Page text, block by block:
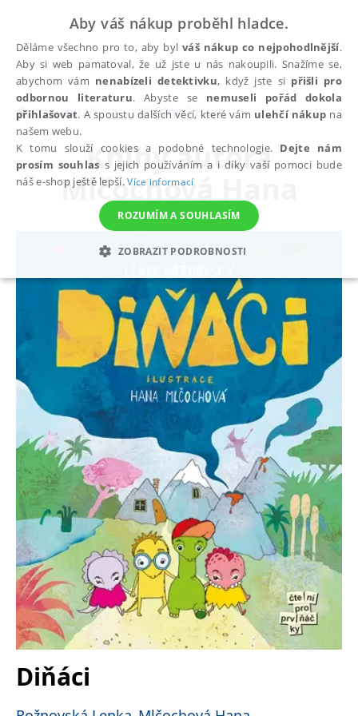
autoři Mlčochová Hana
Knihy autora
Mlčochová Hana
Diňáci
Aby váš nákup proběhl hladce.
Děláme všechno pro to, aby bylváš nákup co nejpohodlnější.
Aby si web pamatoval, že už jste u nás nakoupili. Snažíme se,
abychom vám nenabízeli detektivku, když jste si přišli pro
odbornou literaturu. Abyste se nemuseli pořád dokola
přihlašovat. A spoustu dalších věcí, které vám ulehčí nákup na
našem webu.
K tomu slouží cookies a podobné technologie. Dejte nám
prosím souhlas s jejich používáním a i díky vaší pomoci bude
náš e-shop ještě lepší.Více informací
ROZUMÍM A SOUHLASÍM
ZOBRAZIT PODROBNOSTI
NEZBYTNÉ ANALYTICKÉ MARKETINGOVÉ
NEZAŘAZENÉ SOUBORY
Nezbytné Analytické Marketingové
Nezařazené soubory
Nezbytně nutné soubory cookie umožňují základní funkce webových
stránek, jako je přihlášení uživatele a správa účtu. Webové stránky nelze
bez nezbytně nutných souborů cookie správně používat.
Název
Provider /
Doména
Vyprší Popis
CookieScriptConsent
CookieScript
www.grada.cz
1 měsíc
Tento soubor
cookie
používá
služba
Cookie-
Script.com k
zapamatování
předvoleb
souhlasu se
soubory
cookie
návštěvníků.
Je nutné, aby